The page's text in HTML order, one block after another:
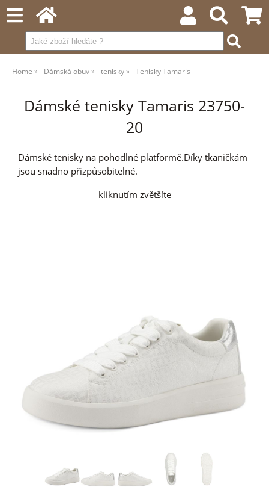
Home Dámská obuv tenisky Tenisky Tamaris
Dámské tenisky Tamaris 23750-
20
Dámské tenisky na pohodlné platformě.Díky tkaničkám
jsou snadno přizpůsobitelné.
kliknutím zvětšíte